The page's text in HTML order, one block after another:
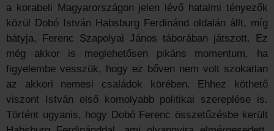
a korabeli Magyarországon jelen lévő hatalmi tényezők
közül Dobó István Habsburg Ferdinánd oldalán állt, míg
bátyja, Ferenc Szapolyai János táborában játszott. Ez
még akkor is meglehetősen pikáns momentum, ha
figyelembe vesszük, hogy ez bőven nem volt szokatlan
az akkori nemesi családok körében. Ehhez köthető
viszont István első komolyabb politikai szereplése is.
Történt ugyanis, hogy Dobó Ferenc összetűzésbe került